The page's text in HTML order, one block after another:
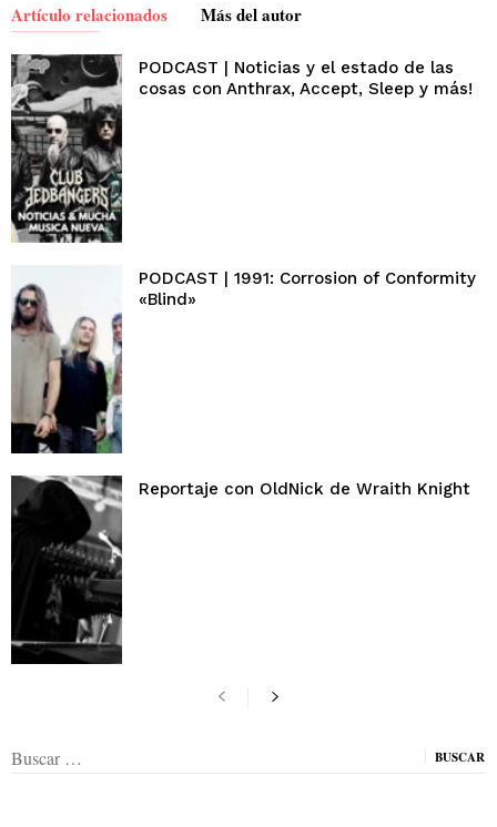
Artículo relacionados Más del autor
PODCAST | Noticias y el estado de las
cosas con Anthrax, Accept, Sleep y más!
PODCAST | 1991: Corrosion of Conformity
«Blind»
Reportaje con OldNick de Wraith Knight
Buscar: